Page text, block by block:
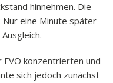
hinnehmen. Die
eine Minute später
konzentrierten und
sich jedoch zunächst